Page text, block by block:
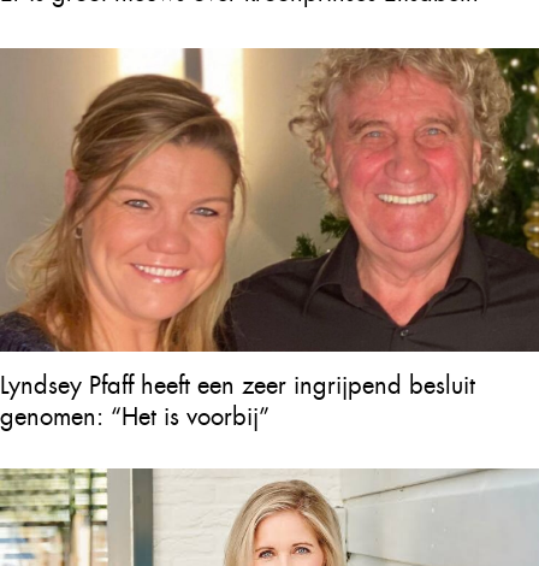
Lyndsey Pfaff heeft een zeer ingrijpend besluit
genomen: “Het is voorbij”